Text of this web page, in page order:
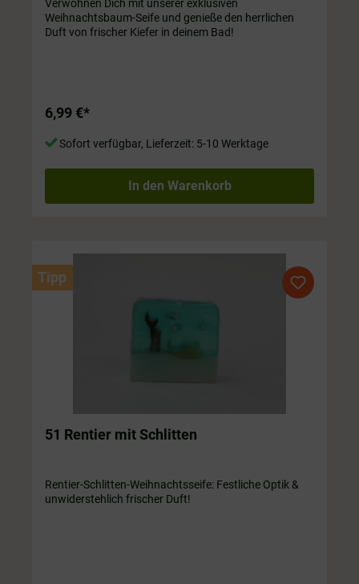
Verwöhnen Dich mit unserer exklusiven
Weihnachtsbaum-Seife und genieße den herrlichen
Duft von frischer Kiefer in deinem Bad!
6,99 €*
Sofort verfügbar, Lieferzeit: 5-10 Werktage
In den Warenkorb
Tipp
51 Rentier mit Schlitten
Rentier-Schlitten-Weihnachtsseife: Festliche Optik &
unwiderstehlich frischer Duft!